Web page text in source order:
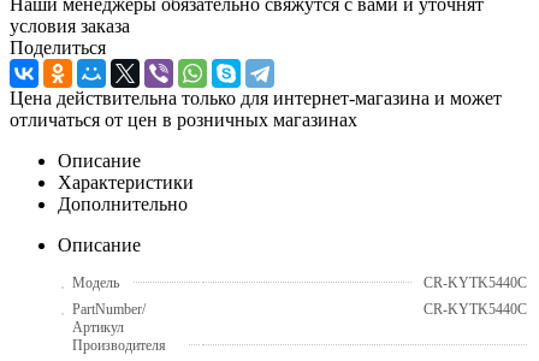
условия заказа
Поделиться
Цена действительна только для интернет-магазина и может
отличаться от цен в розничных магазинах
Описание
Характеристики
Дополнительно
Описание
Модель
CR-KYTK5440C
PartNumber/
Артикул
Производителя
CR-KYTK5440C